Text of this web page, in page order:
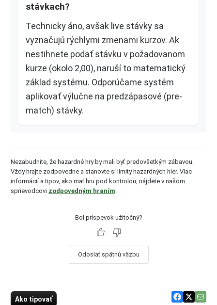
stávkach?
Technicky áno, avšak live stávky sa
vyznačujú rýchlymi zmenami kurzov. Ak
nestihnete podať stávku v požadovanom
kurze (okolo 2,00), naruší to matematický
základ systému. Odporúčame systém
aplikovať výlučne na predzápasové (pre-
match) stávky.
Nezabudnite, že hazardné hry by mali byť predovšetkým zábavou.
Vždy hrajte zodpovedne a stanovte si limity hazardných hier. Viac
informácií a tipov, ako mať hru pod kontrolou, nájdete v našom
sprievodcovi zodpovedným hraním
Bol príspevok užitočný?
Odoslať spätnú väzbu
Ako tipovať